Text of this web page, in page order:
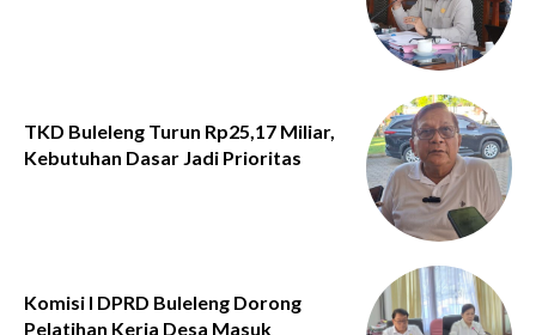
TKD Buleleng Turun Rp25,17 Miliar,
Kebutuhan Dasar Jadi Prioritas
Komisi I DPRD Buleleng Dorong
Pelatihan Kerja Desa Masuk